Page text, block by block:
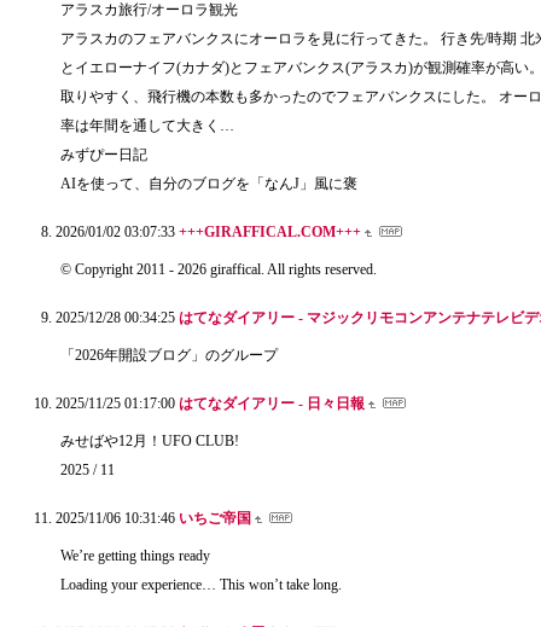
アラスカ旅行/オーロラ観光
アラスカのフェアバンクスにオーロラを見に行ってきた。 行き先/時期 北
とイエローナイフ(カナダ)とフェアバンクス(アラスカ)が観測確率が高い
取りやすく、飛行機の本数も多かったのでフェアバンクスにした。 オー
率は年間を通して大きく…
みずぴー日記
AIを使って、自分のブログを「なんJ」風に褒
2026/01/02 03:07:33 +++GIRAFFICAL.COM+++
© Copyright 2011 - 2026 giraffical. All rights reserved.
2025/12/28 00:34:25 はてなダイアリー - マジックリモコンアンテナテレビ
「2026年開設ブログ」のグループ
2025/11/25 01:17:00 はてなダイアリー - 日々日報
みせばや12月！UFO CLUB!
2025 / 11
2025/11/06 10:31:46 いちご帝国
We’re getting things ready
Loading your experience… This won’t take long.